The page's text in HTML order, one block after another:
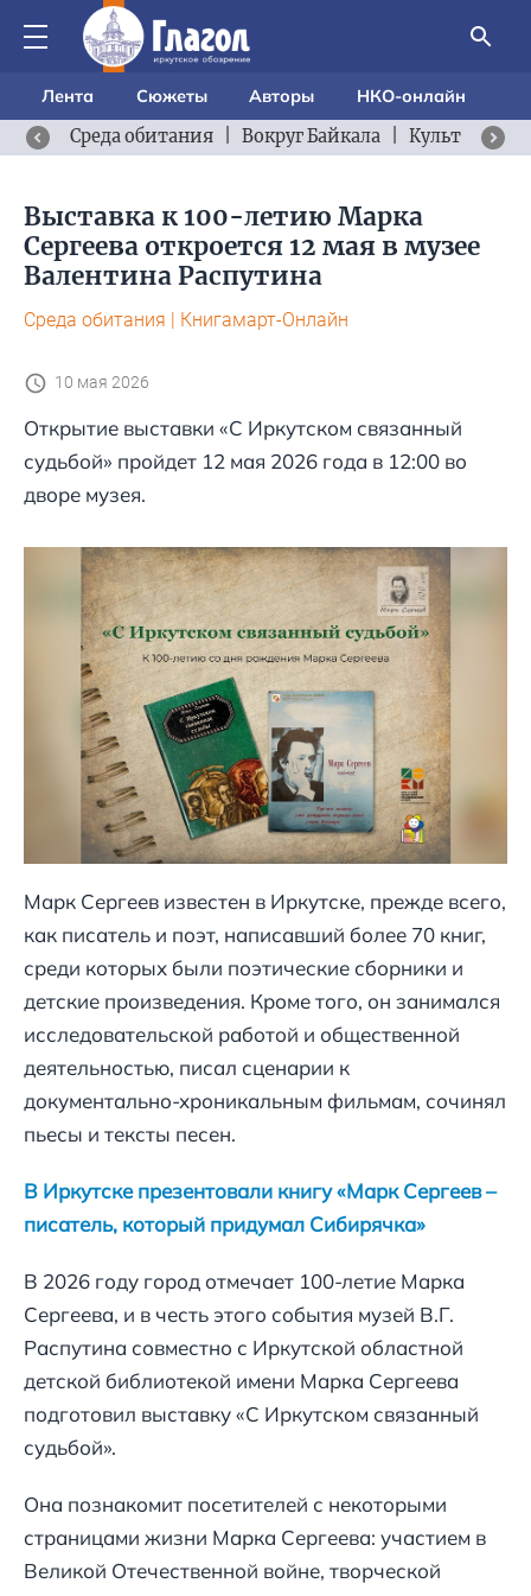
Лента Сюжеты Авторы
НКО-онлайн
Среда обитания
Вокруг Байкала Культурный
Выставка к 100-летию Марка
Сергеева откроется 12 мая в музее
Валентина Распутина
Среда обитания | Книгамарт-Онлайн
10 мая 2026
Открытие выставки «С Иркутском связанный
судьбой» пройдет 12 мая 2026 года в 12:00 во
дворе музея.
Марк Сергеев известен в Иркутске, прежде всего,
как писатель и поэт, написавший более 70 книг,
среди которых были поэтические сборники и
детские произведения. Кроме того, он занимался
исследовательской работой и общественной
деятельностью, писал сценарии к
документально-хроникальным фильмам, сочинял
пьесы и тексты песен.
В Иркутске презентовали книгу «Марк Сергеев –
писатель, который придумал Сибирячка»
В 2026 году город отмечает 100-летие Марка
Сергеева, и в честь этого события музей В.Г.
Распутина совместно с Иркутской областной
детской библиотекой имени Марка Сергеева
подготовил выставку «С Иркутском связанный
судьбой».
Она познакомит посетителей с некоторыми
страницами жизни Марка Сергеева: участием в
Великой Отечественной войне, творческой